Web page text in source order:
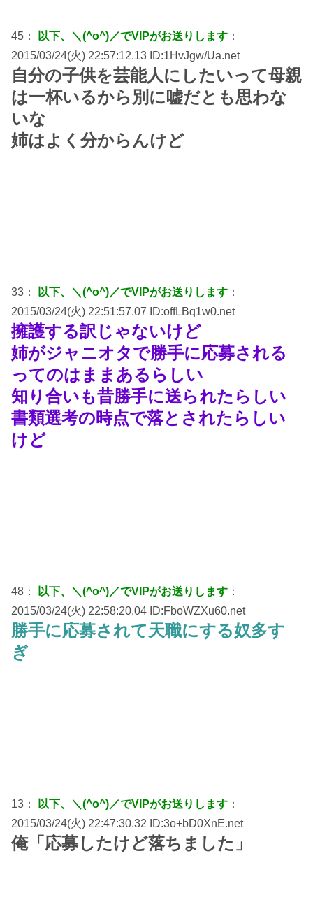
45： 以下、＼(^o^)／でVIPがお送りします ：
2015/03/24(火) 22:57:12.13 ID:1HvJgw/Ua.net
自分の子供を芸能人にしたいって母親
は一杯いるから別に嘘だとも思わな
いな
姉はよく分からんけど
33： 以下、＼(^o^)／でVIPがお送りします ：
2015/03/24(火) 22:51:57.07 ID:offLBq1w0.net
擁護する訳じゃないけど
姉がジャニオタで勝手に応募される
ってのはままあるらしい
知り合いも昔勝手に送られたらしい
書類選考の時点で落とされたらしい
けど
48： 以下、＼(^o^)／でVIPがお送りします ：
2015/03/24(火) 22:58:20.04 ID:FboWZXu60.net
勝手に応募されて天職にする奴多す
ぎ
13： 以下、＼(^o^)／でVIPがお送りします ：
2015/03/24(火) 22:47:30.32 ID:3o+bD0XnE.net
俺「応募したけど落ちました」